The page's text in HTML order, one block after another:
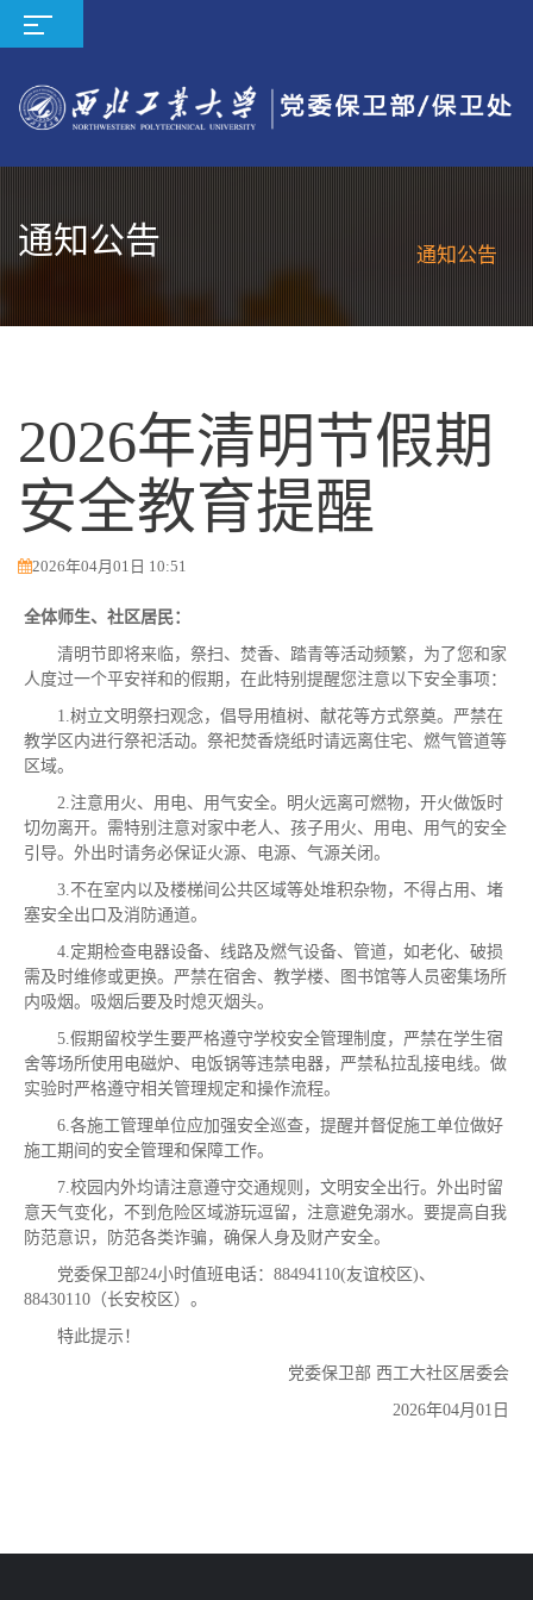
通知公告 通知公告
2026年清明节假期
安全教育提醒
2026年04月01日 10:51
全体师生、社区居民：
清明节即将来临，祭扫、焚香、踏青等活动频繁，为了您和家
人度过一个平安祥和的假期，在此特别提醒您注意以下安全事项：
1.树立文明祭扫观念，倡导用植树、献花等方式祭奠。严禁在
教学区内进行祭祀活动。祭祀焚香烧纸时请远离住宅、燃气管道等
区域。
2.注意用火、用电、用气安全。明火远离可燃物，开火做饭时
切勿离开。需特别注意对家中老人、孩子用火、用电、用气的安全
引导。外出时请务必保证火源、电源、气源关闭。
3.不在室内以及楼梯间公共区域等处堆积杂物，不得占用、堵
塞安全出口及消防通道。
4.定期检查电器设备、线路及燃气设备、管道，如老化、破损
需及时维修或更换。严禁在宿舍、教学楼、图书馆等人员密集场所
内吸烟。吸烟后要及时熄灭烟头。
5.假期留校学生要严格遵守学校安全管理制度，严禁在学生宿
舍等场所使用电磁炉、电饭锅等违禁电器，严禁私拉乱接电线。做
实验时严格遵守相关管理规定和操作流程。
6.各施工管理单位应加强安全巡查，提醒并督促施工单位做好
施工期间的安全管理和保障工作。
7.校园内外均请注意遵守交通规则，文明安全出行。外出时留
意天气变化，不到危险区域游玩逗留，注意避免溺水。要提高自我
防范意识，防范各类诈骗，确保人身及财产安全。
党委保卫部24小时值班电话：88494110(友谊校区)、
88430110（长安校区）。
特此提示！
党委保卫部 西工大社区居委会
2026年04月01日